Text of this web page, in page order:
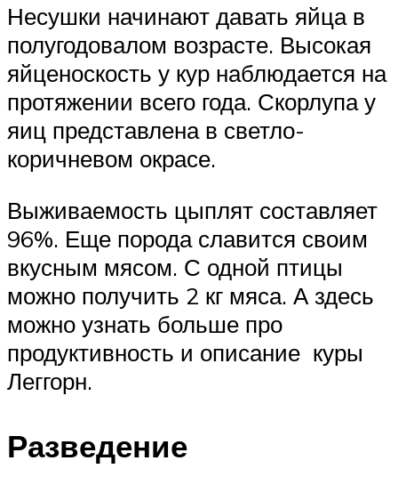
Несушки начинают давать яйца в
полугодовалом возрасте. Высокая
яйценоскость у кур наблюдается на
протяжении всего года. Скорлупа у
яиц представлена в светло-
коричневом окрасе.
Выживаемость цыплят составляет
96%. Еще порода славится своим
вкусным мясом. С одной птицы
можно получить 2 кг мяса. А здесь
можно узнать больше про
продуктивность и описание куры
Леггорн.
Разведение